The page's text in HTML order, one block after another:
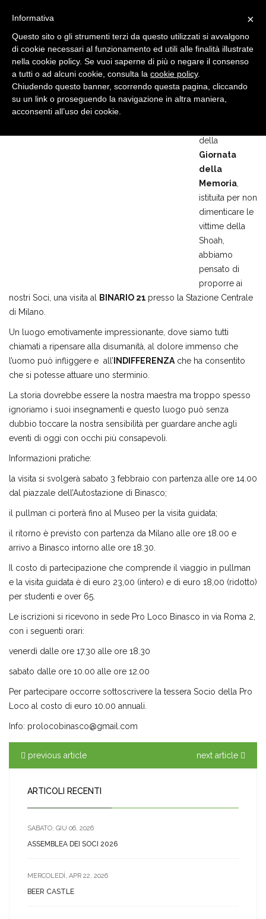
GITE 12 GEN, 2024
Binario 21
della
Giornata
della
Memoria
istituita per non
dimenticare le
vittime della
Shoah,
abbiamo
pensato di
proporre ai
nostri Soci, una visita al
BINARIO 21 presso la Stazione Centrale
di Milano.
Un luogo emotivamente impressionante, dove siamo tutti
chiamati a ripensare alla disumanità, al dolore immenso che
l’uomo può infliggere e all’ INDIFFERENZA che ha consentito
che si potesse attuare uno sterminio.
La storia dovrebbe essere la nostra maestra ma troppo spesso
ignoriamo i suoi insegnamenti e questo luogo può senza
dubbio toccare la nostra sensibilità per guardare anche agli
eventi di oggi con occhi più consapevoli.
Informazioni pratiche:
la visita si svolgerà sabato 3 febbraio con partenza alle ore 14.00
dal piazzale dell’Autostazione di Binasco;
il pullman ci porterà fino al Museo per la visita guidata;
il ritorno è previsto con partenza da Milano alle ore 18.00 e
arrivo a Binasco intorno alle ore 18.30.
Il costo di partecipazione che comprende il viaggio in pullman
e la visita guidata è di euro 23,00 (intero) e di euro 18,00 (ridotto)
per studenti e over 65.
Le iscrizioni si ricevono in sede Pro Loco Binasco in via Roma 2,
con i seguenti orari:
venerdì dalle ore 17.30 alle ore 18.30
sabato dalle ore 10.00 alle ore 12.00
Per partecipare occorre sottoscrivere la tessera Socio della Pro
Loco al costo di euro 10.00 annuali.
Info: prolocobinasco@gmail.com
previous article next article
ARTICOLI RECENTI
SABATO, GIU 06, 2026
ASSEMBLEA DEI SOCI 2026
MERCOLEDÌ, APR 22, 2026
BEER CASTLE
×
Informativa
Questo sito o gli strumenti terzi da questo utilizzati si avvalgono
di cookie necessari al funzionamento ed utili alle finalità illustrate
nella cookie policy. Se vuoi saperne di più o negare il consenso
a tutti o ad alcuni cookie, consulta la cookie policy.
Chiudendo questo banner, scorrendo questa pagina, cliccando
su un link o proseguendo la navigazione in altra maniera,
acconsenti all’uso dei cookie.